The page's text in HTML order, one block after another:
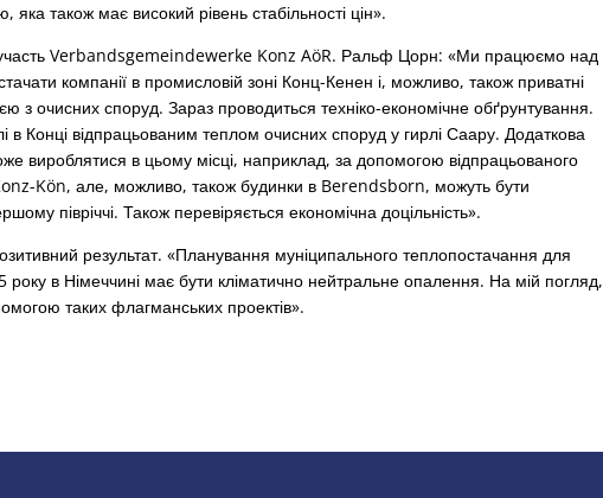
також має високий рівень стабільності цін».
Verbandsgemeindewerke Konz AöR. Ральф Цорн: «Ми працюємо над
компанії в промисловій зоні Конц-Кенен і, можливо, також приватні
з очисних споруд. Зараз проводиться техніко-економічне обґрунтування.
в Конці відпрацьованим теплом очисних споруд у гирлі Саару. Додаткова
вироблятися в цьому місці, наприклад, за допомогою відпрацьованого
Kön, але, можливо, також будинки в Berendsborn, можуть бути
півріччі. Також перевіряється економічна доцільність».
результат. «Планування муніципального теплопостачання для
в Німеччині має бути кліматично нейтральне опалення. На мій погляд,
таких флагманських проектів».